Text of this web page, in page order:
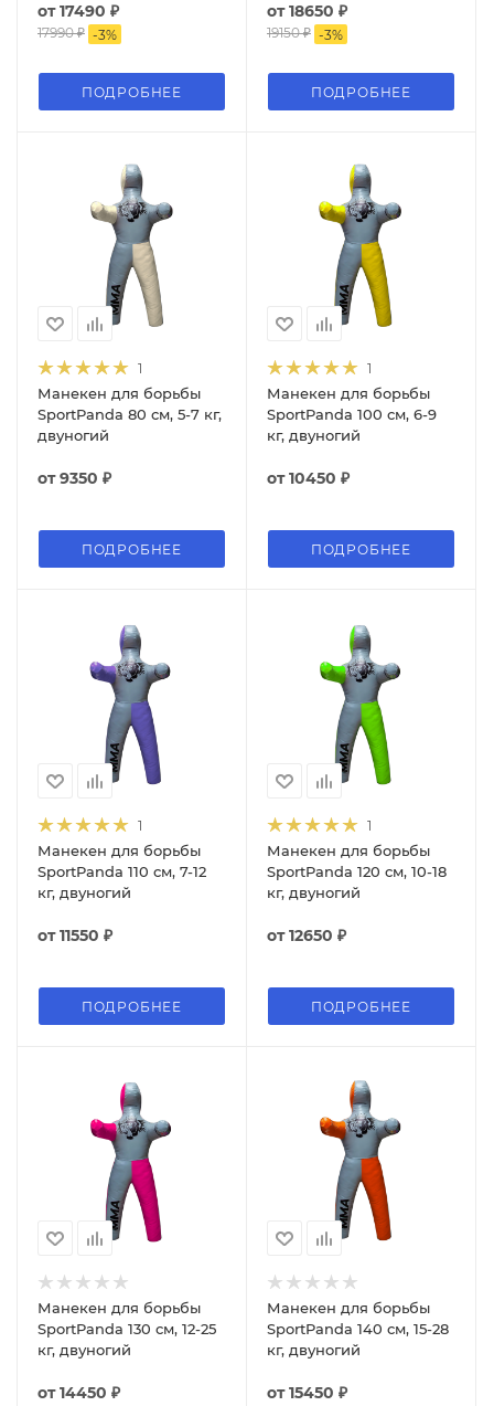
от17490 ₽
17990 ₽ -3%
ПОДРОБНЕЕ
от18650 ₽
19150 ₽ -3%
ПОДРОБНЕЕ
1
Манекен для борьбы
SportPanda 80 см, 5-7 кг,
двуногий
от9350 ₽
ПОДРОБНЕЕ
1
Манекен для борьбы
SportPanda 100 см, 6-9
кг, двуногий
от10450 ₽
ПОДРОБНЕЕ
1
Манекен для борьбы
SportPanda 110 см, 7-12
кг, двуногий
от11550 ₽
ПОДРОБНЕЕ
1
Манекен для борьбы
SportPanda 120 см, 10-18
кг, двуногий
от12650 ₽
ПОДРОБНЕЕ
Манекен для борьбы
SportPanda 130 см, 12-25
кг, двуногий
от14450 ₽
Манекен для борьбы
SportPanda 140 см, 15-28
кг, двуногий
от15450 ₽